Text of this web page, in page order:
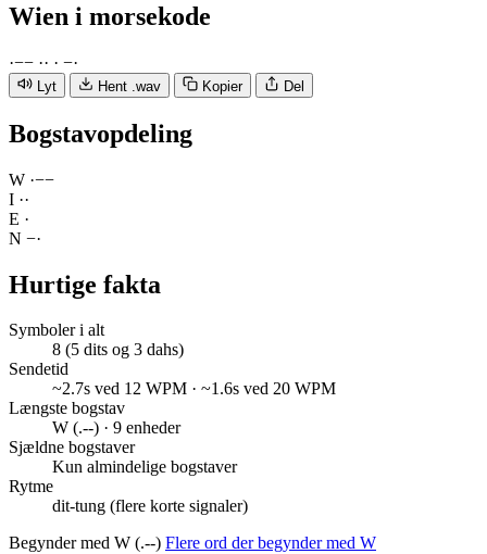
Wien i morsekode
·−− ·· · −·
Lyt Hent .wav Kopier Del
Bogstavopdeling
W ·−−
I ··
E ·
N −·
Hurtige fakta
Symboler i alt
8 (5 dits og 3 dahs)
Sendetid
~2.7s ved 12 WPM · ~1.6s ved 20 WPM
Længste bogstav
W (.--) · 9 enheder
Sjældne bogstaver
Kun almindelige bogstaver
Rytme
dit-tung (flere korte signaler)
Begynder med W (.--) Flere ord der begynder med W